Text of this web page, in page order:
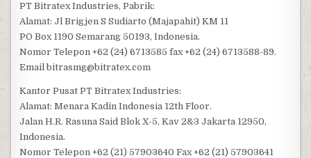
PT Bitratex Industries, Pabrik:
Alamat: Jl Brigjen S Sudiarto (Majapahit) KM 11
PO Box 1190 Semarang 50193, Indonesia.
Nomor Telepon +62 (24) 6713585 fax +62 (24) 6713588-89.
Email bitrasmg@bitratex.com
Kantor Pusat PT Bitratex Industries:
Alamat: Menara Kadin Indonesia 12th Floor.
Jalan H.R. Rasuna Said Blok X-5, Kav 2&3 Jakarta 12950,
Indonesia.
Nomor Telepon +62 (21) 57903640 Fax +62 (21) 57903641